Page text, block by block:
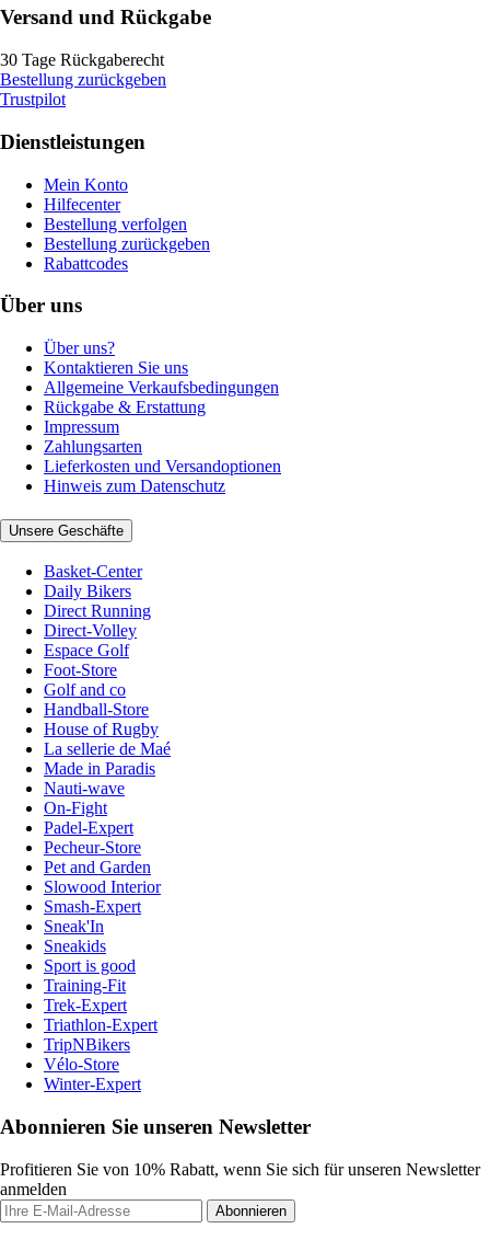
Versand und Rückgabe
30 Tage Rückgaberecht
Bestellung zurückgeben
Trustpilot
Dienstleistungen
Mein Konto
Hilfecenter
Bestellung verfolgen
Bestellung zurückgeben
Rabattcodes
Über uns
Über uns?
Kontaktieren Sie uns
Allgemeine Verkaufsbedingungen
Rückgabe & Erstattung
Impressum
Zahlungsarten
Lieferkosten und Versandoptionen
Hinweis zum Datenschutz
Unsere Geschäfte
Basket-Center
Daily Bikers
Direct Running
Direct-Volley
Espace Golf
Foot-Store
Golf and co
Handball-Store
House of Rugby
La sellerie de Maé
Made in Paradis
Nauti-wave
On-Fight
Padel-Expert
Pecheur-Store
Pet and Garden
Slowood Interior
Smash-Expert
Sneak'In
Sneakids
Sport is good
Training-Fit
Trek-Expert
Triathlon-Expert
TripNBikers
Vélo-Store
Winter-Expert
Abonnieren Sie unseren Newsletter
Profitieren Sie von 10% Rabatt, wenn Sie sich für unseren Newsletter
anmelden
Abonnieren